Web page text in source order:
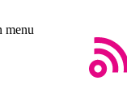
menu